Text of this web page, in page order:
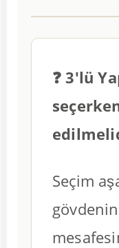
❓ 3'lü
Seçim